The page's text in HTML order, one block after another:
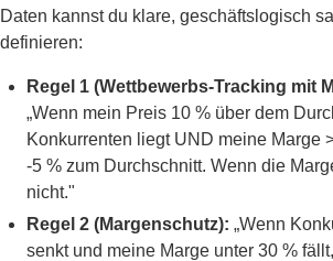
Daten kannst du klare, geschäftslogisch
definieren:
Regel 1 (Wettbewerbs-Tracking mit
„Wenn mein Preis 10 % über dem
Konkurrenten liegt UND meine Marge
-5 % zum Durchschnitt. Wenn die
nicht."
Regel 2 (Margenschutz): „Wenn
senkt und meine Marge unter 30 %